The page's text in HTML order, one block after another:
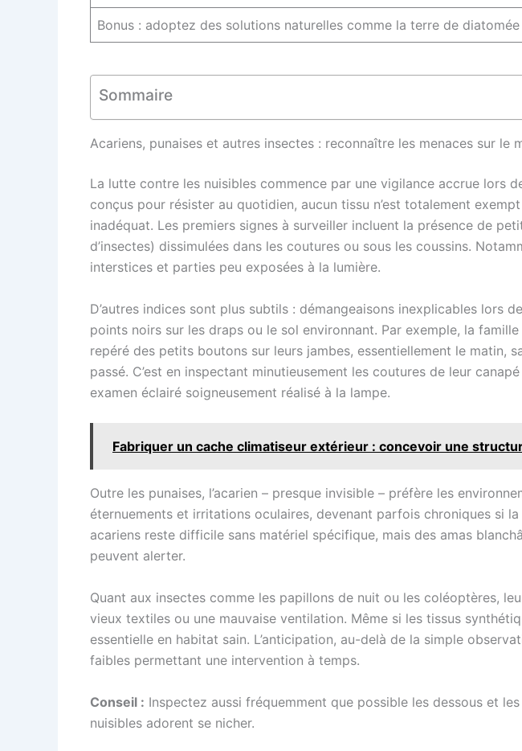
Bonus : adoptez des solutions naturelles comme la terre de
Sommaire
Acariens, punaises et autres insectes : reconnaître les menaces sur le
La lutte contre les nuisibles commence par une vigilance accrue lors
conçus pour résister au quotidien, aucun tissu n’est totalement
inadéquat. Les premiers signes à surveiller incluent la présence de
d’insectes) dissimulées dans les coutures ou sous les coussins.
interstices et parties peu exposées à la lumière.
D’autres indices sont plus subtils : démangeaisons inexplicables lors
points noirs sur les draps ou le sol environnant. Par exemple, la
repéré des petits boutons sur leurs jambes, essentiellement le matin,
passé. C’est en inspectant minutieusement les coutures de leur
examen éclairé soigneusement réalisé à la lampe.
Fabriquer un cache climatiseur extérieur : concevoir une
Outre les punaises, l’acarien – presque invisible – préfère les
éternuements et irritations oculaires, devenant parfois chroniques si
acariens reste difficile sans matériel spécifique, mais des amas
peuvent alerter.
Quant aux insectes comme les papillons de nuit ou les coléoptères,
vieux textiles ou une mauvaise ventilation. Même si les tissus
essentielle en habitat sain. L’anticipation, au-delà de la simple
faibles permettant une intervention à temps.
Conseil : Inspectez aussi fréquemment que possible les dessous et
nuisibles adorent se nicher.